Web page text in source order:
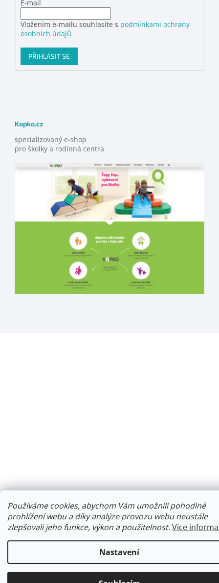
Používáme cookies, abychom Vám umožnili pohodlné
prohlížení webu a díky analýze provozu webu neustále
zlepšovali jeho funkce, výkon a použitelnost. Více
Nastavení
E-mail
Vložením e-mailu souhlasíte s podmínkami ochrany
osobních údajů
PŘIHLÁSIT SE
Kopko.cz
specializovaný e-shop
pro školky a rodinná centra